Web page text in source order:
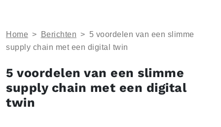
Home > Berichten > 5 voordelen van een slimme
supply chain met een digital twin
5 voordelen van een slimme
supply chain met een digital
twin